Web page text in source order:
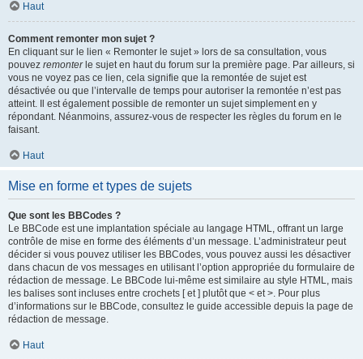
Haut
Comment remonter mon sujet ?
En cliquant sur le lien « Remonter le sujet » lors de sa consultation, vous
pouvez remonterle sujet en haut du forum sur la première page. Par ailleurs, si
vous ne voyez pas ce lien, cela signifie que la remontée de sujet est
désactivée ou que l’intervalle de temps pour autoriser la remontée n’est pas
atteint. Il est également possible de remonter un sujet simplement en y
répondant. Néanmoins, assurez-vous de respecter les règles du forum en le
faisant.
Haut
Mise en forme et types de sujets
Que sont les BBCodes ?
Le BBCode est une implantation spéciale au langage HTML, offrant un large
contrôle de mise en forme des éléments d’un message. L’administrateur peut
décider si vous pouvez utiliser les BBCodes, vous pouvez aussi les désactiver
dans chacun de vos messages en utilisant l’option appropriée du formulaire de
rédaction de message. Le BBCode lui-même est similaire au style HTML, mais
les balises sont incluses entre crochets [ et ] plutôt que < et >. Pour plus
d’informations sur le BBCode, consultez le guide accessible depuis la page de
rédaction de message.
Haut